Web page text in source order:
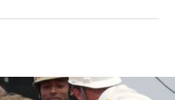
Sociales